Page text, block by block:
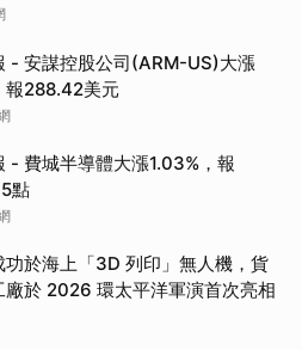
- 安謀控股公司(ARM-US)大漲
報288.42美元
- 費城半導體大漲1.03%，報
點
功於海上「3D 列印」無人機，貨
廠於 2026 環太平洋軍演首次亮相